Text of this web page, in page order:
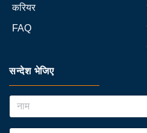
करियर
FAQ
सन्देश भेजिए